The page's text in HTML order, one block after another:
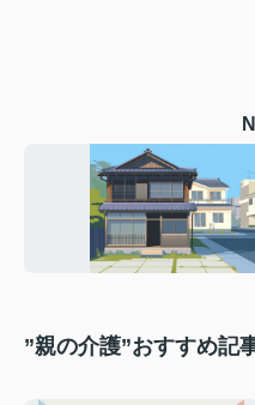
”親の介護”おすすめ記